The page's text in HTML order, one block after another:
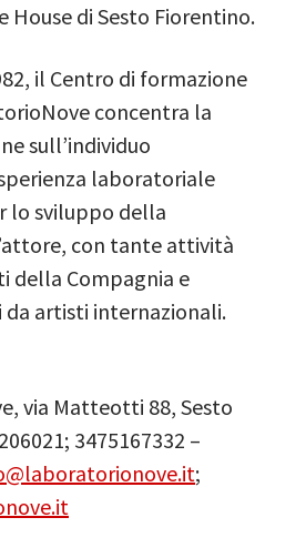
House di Sesto Fiorentino.
il Centro di formazione
concentra la
sull’individuo
laboratoriale
lo sviluppo della
con tante attività
della Compagnia e
artisti internazionali.
via Matteotti 88, Sesto
3475167332 –
;